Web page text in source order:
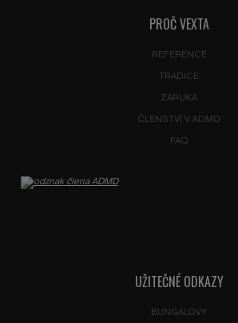
PROČ VEXTA
REFERENCE
TRADICE
ZÁRUKA
ČLENSTVÍ V ADMD
FAQ
UŽITEČNÉ ODKAZY
BUNGALOVY